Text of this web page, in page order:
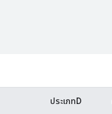
ประเภทD